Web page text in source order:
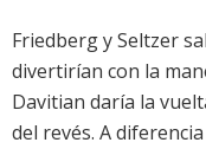
Friedberg y Seltzer
divertirían con la
Davitian daría la
del revés. A